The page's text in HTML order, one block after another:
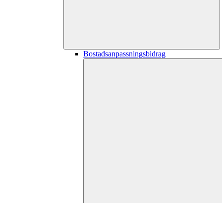
Bostadsanpassningsbidrag